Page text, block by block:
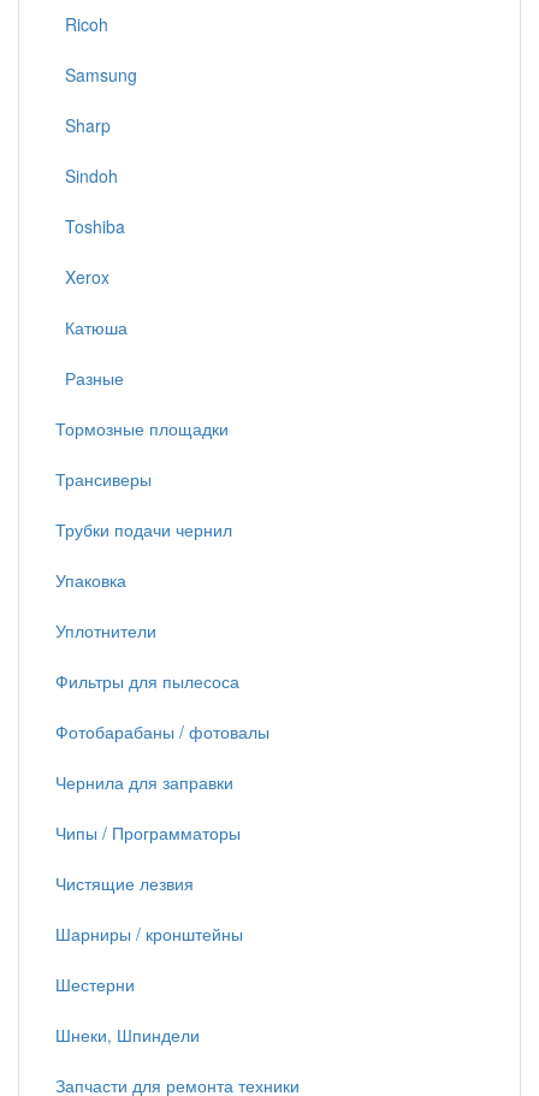
Ricoh
Samsung
Sharp
Sindoh
Toshiba
Xerox
Катюша
Разные
Тормозные площадки
Трансиверы
Трубки подачи чернил
Упаковка
Уплотнители
Фильтры для пылесоса
Фотобарабаны / фотовалы
Чернила для заправки
Чипы / Программаторы
Чистящие лезвия
Шарниры / кронштейны
Шестерни
Шнеки, Шпиндели
Запчасти для ремонта техники